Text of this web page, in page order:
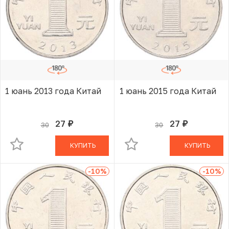
1 юань 2013 года Китай
30 27 руб.
В КОРЗИНЕ
КУПИТЬ
1 юань 2015 года Китай
30 27 руб.
В КОРЗИНЕ
КУПИТЬ
-10% -10%